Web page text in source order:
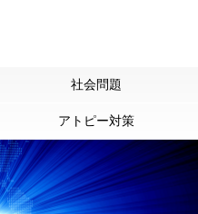
社会問題
アトピー対策